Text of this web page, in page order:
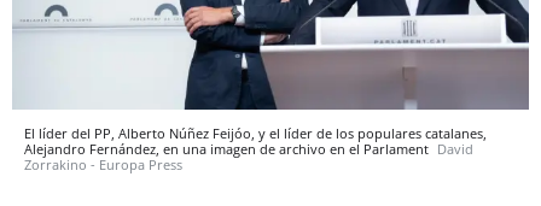
El líder del PP, Alberto Núñez Feijóo, y el líder de los populares catalanes,
Alejandro Fernández, en una imagen de archivo en el Parlament David
Zorrakino - Europa Press